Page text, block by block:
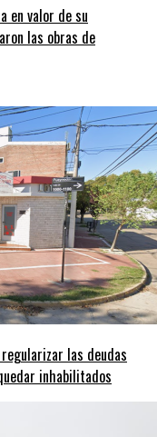
en valor de su
las obras de
las deudas
inhabilitados